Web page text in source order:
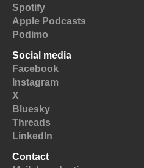
Spotify
Apple Podcasts
Podimo
Social media
Facebook
Instagram
X
Bluesky
Threads
LinkedIn
Contact